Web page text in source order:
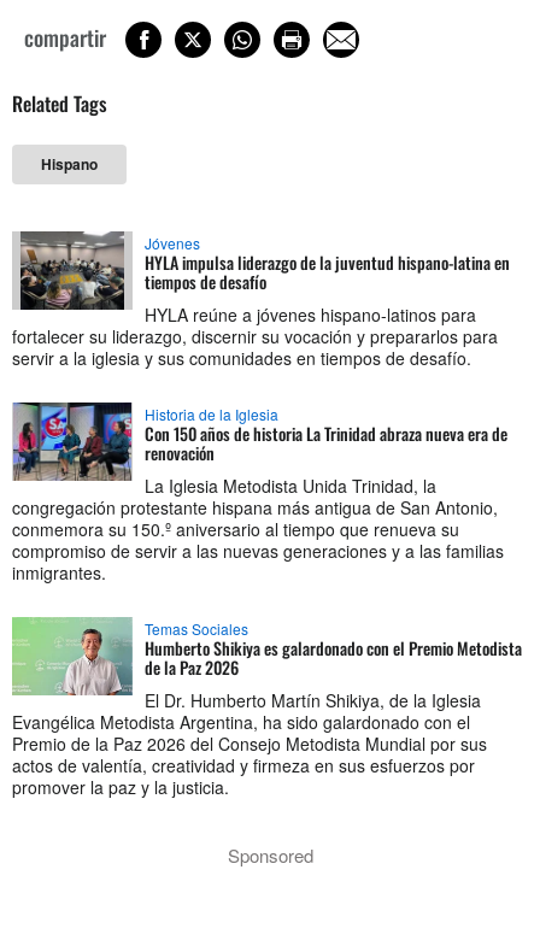
compartir
Related Tags
Hispano
Jóvenes
HYLA impulsa liderazgo de la juventud hispano-latina en
tiempos de desafío
HYLA reúne a jóvenes hispano-latinos para
fortalecer su liderazgo, discernir su vocación y prepararlos para
servir a la iglesia y sus comunidades en tiempos de desafío.
Historia de la Iglesia
Con 150 años de historia La Trinidad abraza nueva era de
renovación
La Iglesia Metodista Unida Trinidad, la
congregación protestante hispana más antigua de San Antonio,
conmemora su 150.º aniversario al tiempo que renueva su
compromiso de servir a las nuevas generaciones y a las familias
inmigrantes.
Temas Sociales
Humberto Shikiya es galardonado con el Premio Metodista
de la Paz 2026
El Dr. Humberto Martín Shikiya, de la Iglesia
Evangélica Metodista Argentina, ha sido galardonado con el
Premio de la Paz 2026 del Consejo Metodista Mundial por sus
actos de valentía, creatividad y firmeza en sus esfuerzos por
promover la paz y la justicia.
Sponsored